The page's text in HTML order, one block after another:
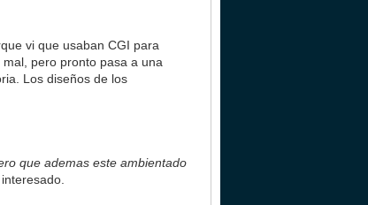
vi que usaban CGI para
pero pronto pasa a una
Los diseños de los
que ademas este ambientado